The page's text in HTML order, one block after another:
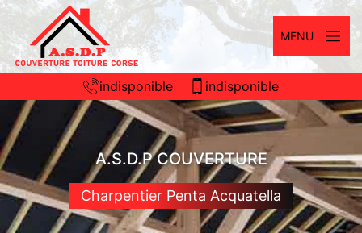
MENU
indisponible indisponible
A.S.D.P COUVERTURE
Charpentier Penta Acquatella